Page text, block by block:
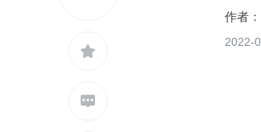


作者：
2022-